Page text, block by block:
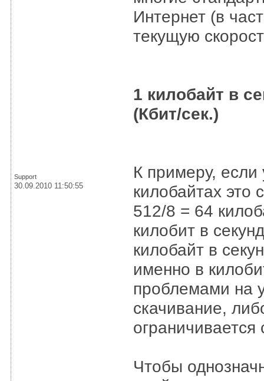
Support
30.09.2010 11:50:55
Интернет (в
текущую
1 килобайт в
(Кбит/сек.)
К примеру, если
килобайтах это
512/8 = 64
килобит в
килобайт в
именно в
проблемами на
скачивание,
ограничивается
Чтобы